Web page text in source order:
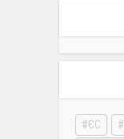
ЄС